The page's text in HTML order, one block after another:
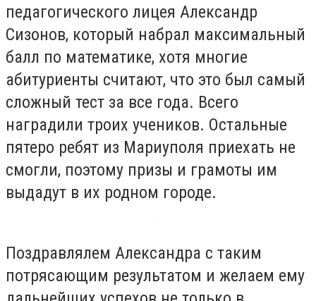
педагогического лицея Александр
Сизонов, который набрал максимальный
балл по математике, хотя многие
абитуриенты считают, что это был самый
сложный тест за все года. Всего
наградили троих учеников. Остальные
пятеро ребят из Мариуполя приехать не
смогли, поэтому призы и грамоты им
выдадут в их родном городе.
Поздравлялем Александра с таким
потрясающим результатом и желаем ему